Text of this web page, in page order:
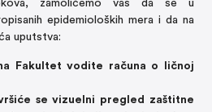
zamolićemo vas da se u
epidemioloških mera i da na
uputstva:
Fakultet vodite računa o ličnoj
se vizuelni pregled zaštitne